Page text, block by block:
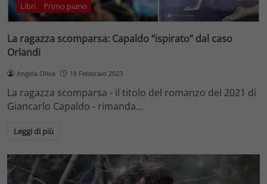
Libri Primo piano
La ragazza scomparsa: Capaldo “ispirato” dal caso
Orlandi
Angela Oliva 18 Febbraio 2023
La ragazza scomparsa - il titolo del romanzo del 2021 di
Giancarlo Capaldo - rimanda…
Leggi di più